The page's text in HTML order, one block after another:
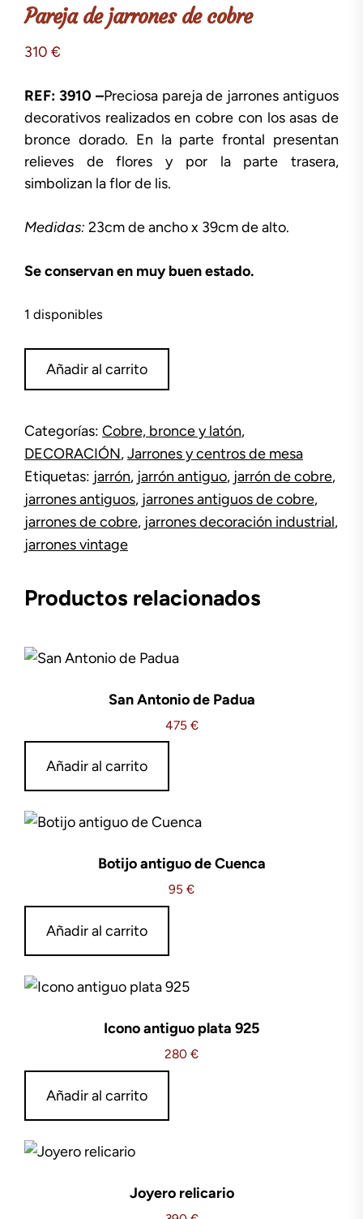
Pareja de jarrones de cobre
310 €
REF: 3910 –Preciosa pareja de jarrones antiguos
decorativos realizados en cobre con los asas de
bronce dorado. En la parte frontal presentan
relieves de flores y por la parte trasera,
simbolizan la flor de lis.
Medidas: 23cm de ancho x 39cm de alto.
Se conservan en muy buen estado.
1 disponibles
cobre
cantidad
Añadir al carrito
Categorías: Cobre, bronce y latón,
DECORACIÓN,Jarrones y centros de mesa
Etiquetas: jarrón, jarrón antiguo, jarrón de cobre,
jarrones antiguos, jarrones antiguos de cobre,
jarrones de cobre, jarrones decoración industrial,
jarrones vintage
Productos relacionados
San Antonio de Padua
475 €
Añadir al carrito
Botijo antiguo de Cuenca
95 €
Añadir al carrito
Icono antiguo plata 925
280 €
Añadir al carrito
Joyero relicario